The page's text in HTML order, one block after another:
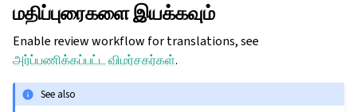
மதிப்புரைகளை இயக்கவும்
Enable review workflow for translations, see
அர்ப்பணிக்கப்பட்ட விமர்சகர்கள்.
See also